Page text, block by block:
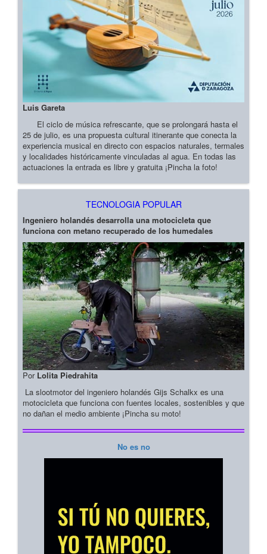
Luis Gareta
El ciclo de música refrescante, que se prolongará hasta el
25 de julio, es una propuesta cultural itinerante que conecta la
experiencia musical en directo con espacios naturales, termales
y localidades históricamente vinculadas al agua. En todas las
actuaciones la entrada es libre y gratuita ¡Pincha la foto!
TECNOLOGIA POPULAR
Ingeniero holandés desarrolla una motocicleta que
funciona con metano recuperado de los humedales
Por Lolita Piedrahita
La slootmotor del ingeniero holandés Gijs Schalkx es una
motocicleta que funciona con fuentes locales, sostenibles y que
no dañan el medio ambiente ¡Pincha su moto!
No es no